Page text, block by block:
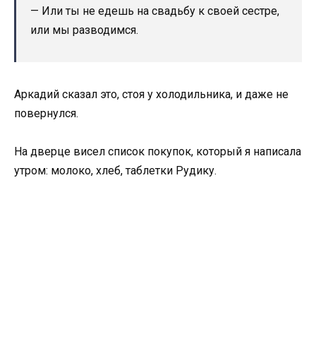
— Или ты не едешь на свадьбу к своей сестре,
или мы разводимся.
Аркадий сказал это, стоя у холодильника, и даже не
повернулся.
На дверце висел список покупок, который я написала
утром: молоко, хлеб, таблетки Рудику.